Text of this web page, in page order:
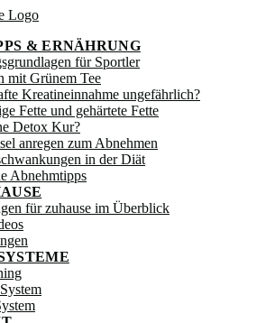
& ERNÄHRUNG
für Sportler
mit Grünem Tee
Kreatineinnahme ungefährlich?
Fette und gehärtete Fette
Detox Kur?
anregen zum Abnehmen
in der Diät
Abnehmtipps
für zuhause im Überblick